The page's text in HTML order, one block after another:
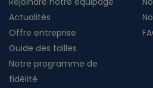
Actualités
Offre entreprise
Guide des tailles
Notre programme de
fidélité